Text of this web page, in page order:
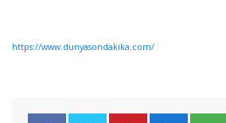
https://www.dunyasondakika.com/